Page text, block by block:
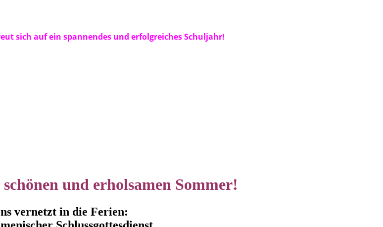
sich auf ein spannendes und erfolgreiches Schuljahr!
und erholsamen Sommer!
vernetzt in die Ferien: